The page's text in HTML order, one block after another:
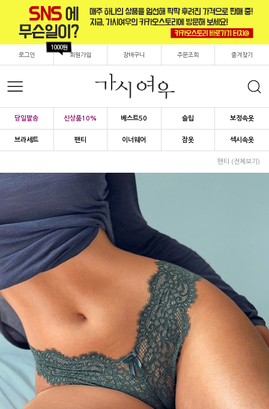
로그인 회원가입
1000원
장바구니 주문조회 즐겨찾기
당일발송 신상품10% 베스트50 슬립 보정속옷
브라세트 팬티 이너웨어 잠옷 섹시속옷
팬티 (전체보기)